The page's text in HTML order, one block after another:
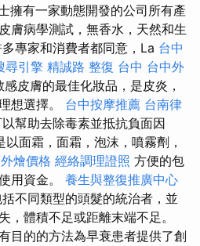
擁有一家動態開發的公司所有產
膚病學測試，無香水，天然和生
專家和消費者都同意，La 台中
尋引擎 精誠路 整復 台中 台中外
皮膚的最佳化妝品，是皮炎，
想選擇。 台中按摩推薦 台南律
幫助去除毒素並抵抗負面因
以面霜，面霜，泡沫，噴霧劑，
燴價格 經絡調理證照 方便的包
用資金。 養生與整復推廣中心
不同類型的頭髮的統治者，並
，體積不足或距離末端不足。
目的的方法為早衰患者提供了創